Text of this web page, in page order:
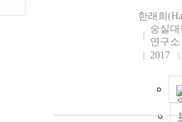
한래희
숭실
연구소
2017